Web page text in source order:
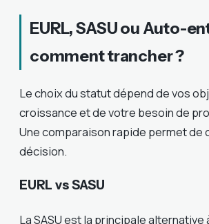
EURL, SASU ou Auto-
comment trancher ?
Le choix du statut dépend de vos
croissance et de votre besoin de
Une comparaison rapide permet de
décision.
EURL vs SASU
La SASU est la principale alternative à